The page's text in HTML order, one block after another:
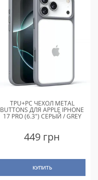
TPU+PC ЧЕХОЛ METAL
BUTTONS ДЛЯ APPLE IPHONE
17 PRO (6.3") СЕРЫЙ / GREY
449 грн
КУПИТЬ